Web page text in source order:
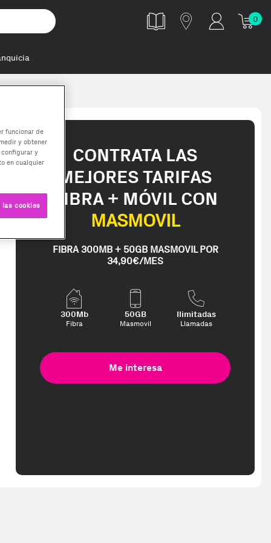
0
CONTRATA LAS
MEJORES TARIFAS
FIBRA + MÓVIL CON
MASMOVIL
FIBRA 300MB + 50GB MASMOVIL POR
34,90€/MES
300Mb
Fibra
50GB
Masmovil
Ilimitadas
Llamadas
Me interesa
funcionar de
y obtener
y
en cualquier
cookies